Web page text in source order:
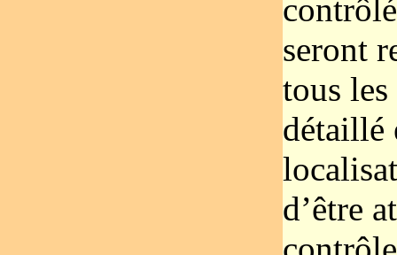
seront
tous
détaillé
d’être